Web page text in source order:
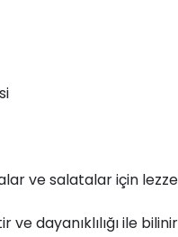
ve salatalar için
dayanıklılığı ile